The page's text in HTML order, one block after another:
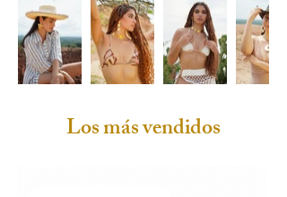
Los más vendidos